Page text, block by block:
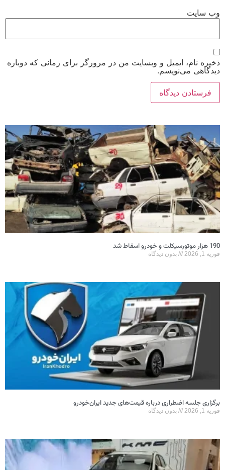
وب‌ سایت
ذخیره نام، ایمیل و وبسایت من در مرورگر برای زمانی که دوباره
دیدگاهی می‌نویسم.
190 هزار موتورسیکلت و خودرو اسقاط شد
فوریه 1, 2026 بدون دیدگاه
برگزاری جلسه اضطراری درباره قیمت‌های جدید ایران‌خودرو
فوریه 1, 2026 بدون دیدگاه